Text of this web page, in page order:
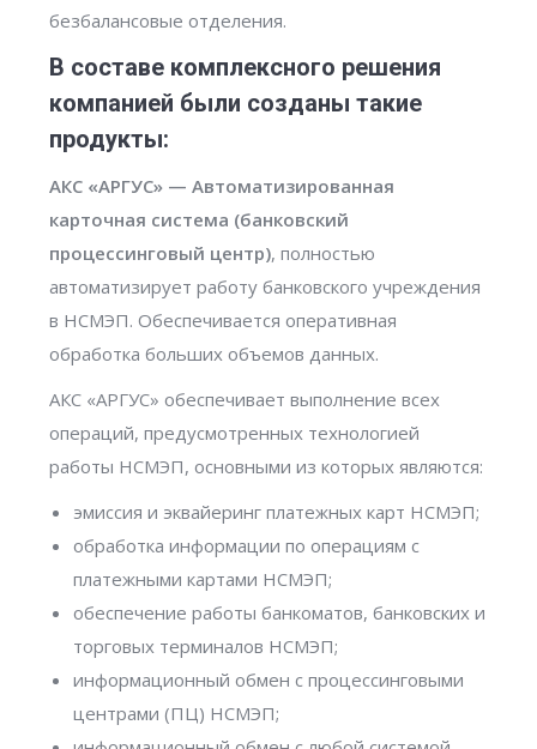
безбалансовые отделения.
В составе комплексного решения
компанией были созданы такие
продукты:
АКС «АРГУС» — Автоматизированная
карточная система (банковский
процессинговый центр), полностью
автоматизирует работу банковского учреждения
в НСМЭП. Обеспечивается оперативная
обработка больших объемов данных.
АКС «АРГУС» обеспечивает выполнение всех
операций, предусмотренных технологией
работы НСМЭП, основными из которых являются:
эмиссия и эквайеринг платежных карт НСМЭП;
обработка информации по операциям с
платежными картами НСМЭП;
обеспечение работы банкоматов, банковских и
торговых терминалов НСМЭП;
информационный обмен с процессинговыми
центрами (ПЦ) НСМЭП;